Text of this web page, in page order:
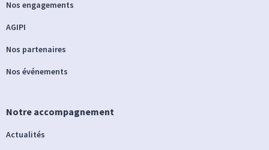
Nos engagements
AGIPI
Nos partenaires
Nos événements
Notre accompagnement
Actualités